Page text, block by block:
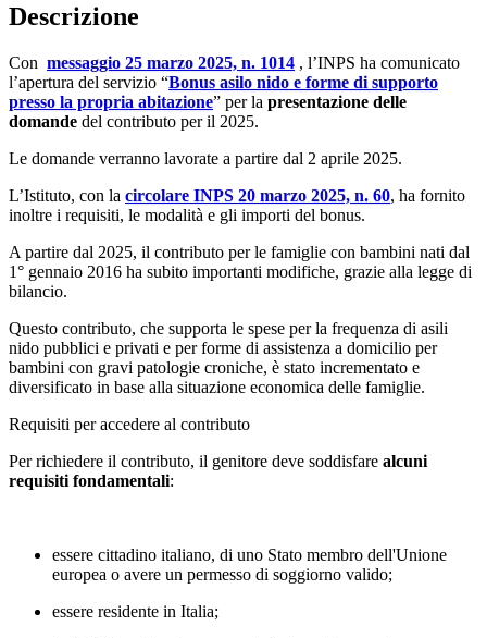
Descrizione
Con messaggio 25 marzo 2025, n. 1014 , l’INPS ha comunicato
l’apertura del servizio “Bonus asilo nido e forme di supporto
presso la propria abitazione” per la presentazione delle
domande del contributo per il 2025.
Le domande verranno lavorate a partire dal 2 aprile 2025.
L’Istituto, con la circolare INPS 20 marzo 2025, n. 60, ha fornito
inoltre i requisiti, le modalità e gli importi del bonus.
A partire dal 2025, il contributo per le famiglie con bambini nati dal
1° gennaio 2016 ha subito importanti modifiche, grazie alla legge di
bilancio.
Questo contributo, che supporta le spese per la frequenza di asili
nido pubblici e privati e per forme di assistenza a domicilio per
bambini con gravi patologie croniche, è stato incrementato e
diversificato in base alla situazione economica delle famiglie.
Requisiti per accedere al contributo
Per richiedere il contributo, il genitore deve soddisfare alcuni
requisiti fondamentali:
essere cittadino italiano, di uno Stato membro dell'Unione
europea o avere un permesso di soggiorno valido;
essere residente in Italia;